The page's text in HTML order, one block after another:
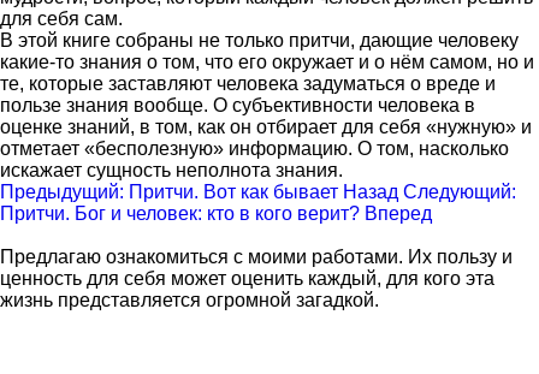
для себя сам.
В этой книге собраны не только притчи, дающие человеку
какие-то знания о том, что его окружает и о нём самом, но и
те, которые заставляют человека задуматься о вреде и
пользе знания вообще. О субъективности человека в
оценке знаний, в том, как он отбирает для себя «нужную» и
отметает «бесполезную» информацию. О том, насколько
искажает сущность неполнота знания.
Предыдущий: Притчи. Вот как бывает Назад Следующий:
Притчи. Бог и человек: кто в кого верит? Вперед
Предлагаю ознакомиться с моими работами. Их пользу и
ценность для себя может оценить каждый, для кого эта
жизнь представляется огромной загадкой.